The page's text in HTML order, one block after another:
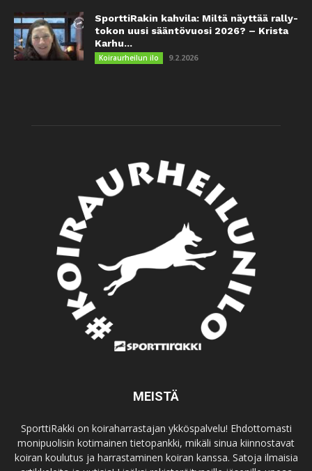
SporttiRakin kahvila: Miltä näyttää rally-
tokon uusi sääntövuosi 2026? – Krista
Karhu...
Koiraurheilun ilo 9.2.2026
MEISTÄ
SporttiRakki on koiraharrastajan ykköspalvelu! Ehdottomasti
monipuolisin kotimainen tietopankki, mikäli sinua kiinnostavat
koiran koulutus ja harrastaminen koiran kanssa. Satoja ilmaisia